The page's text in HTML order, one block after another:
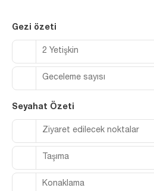
Gezi özeti
2 Yetişkin
Geceleme sayısı
Seyahat Özeti
Ziyaret edilecek noktalar
Taşıma
Konaklama